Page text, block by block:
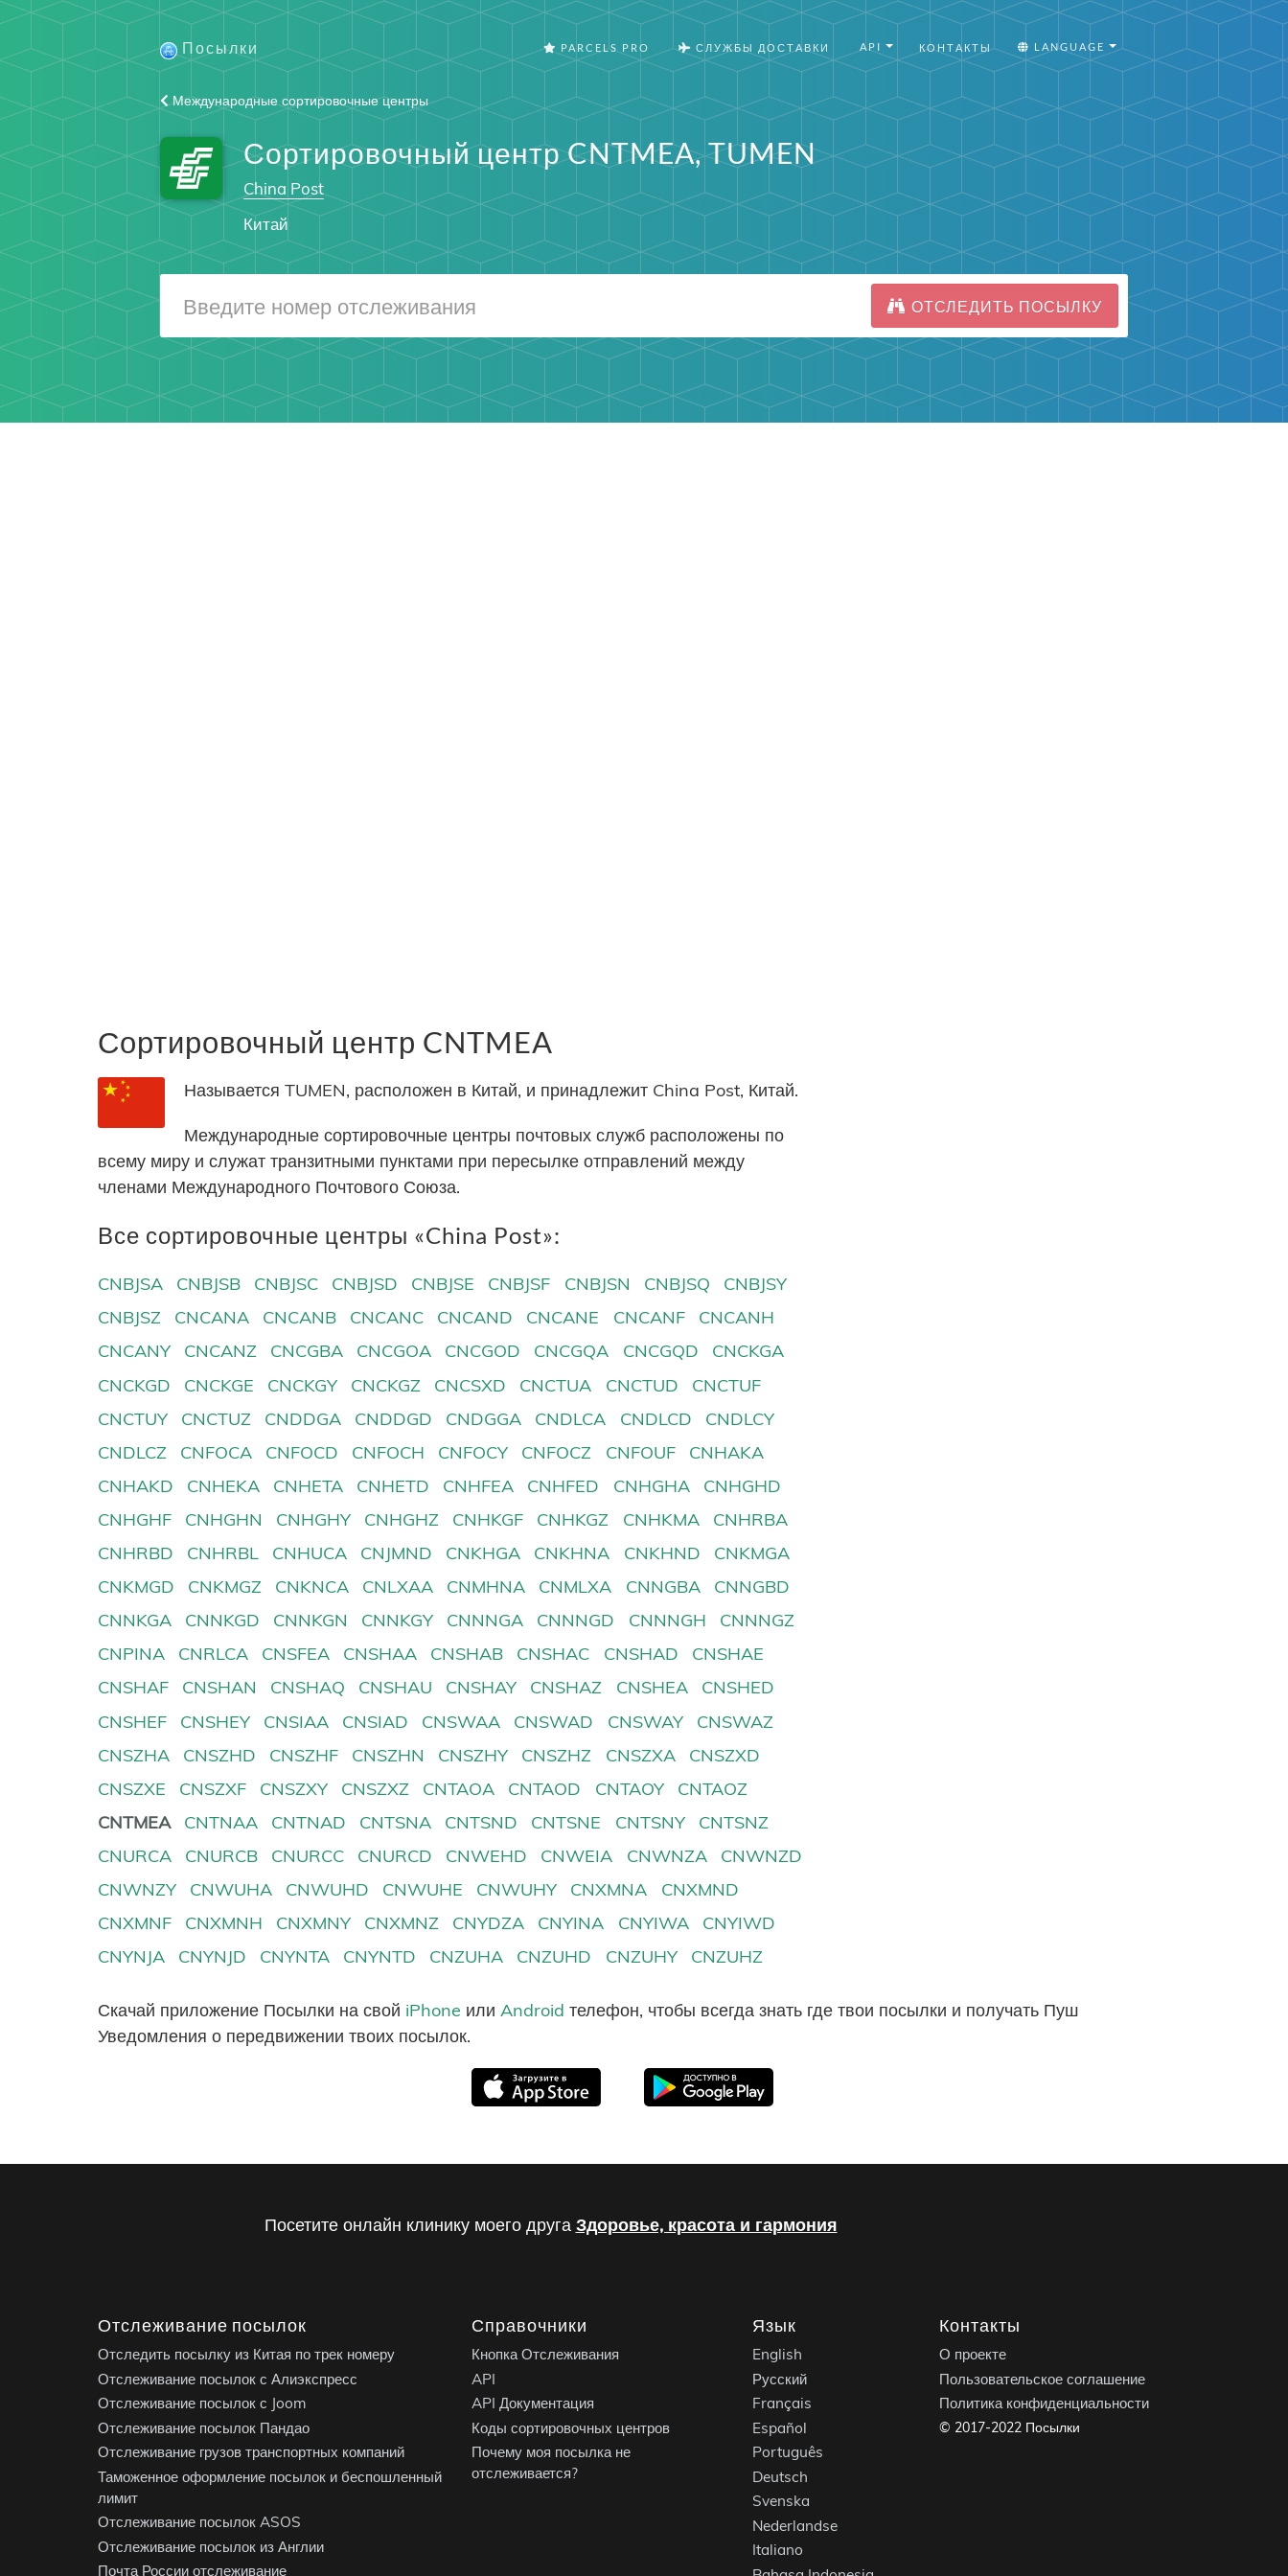
Посылки PARCELS PRO СЛУЖБЫ ДОСТАВКИ API КОНТАКТЫ LANGUAGE
Международные сортировочные центры
Сортировочный центр CNTMEA, TUMEN
China Post
Китай
ОТСЛЕДИТЬ ПОСЫЛКУ
Сортировочный центр CNTMEA
Называется TUMEN, расположен в Китай, и принадлежит China Post, Китай.
Международные сортировочные центры почтовых служб расположены по
всему миру и служат транзитными пунктами при пересылке отправлений между
членами Международного Почтового Союза.
Все сортировочные центры «China Post»:
CNBJSA CNBJSB CNBJSC CNBJSD CNBJSE CNBJSF CNBJSN CNBJSQ
CNBJSY
CNBJSZ
CNCANA CNCANB CNCANC CNCAND CNCANE CNCANF
CNCANH
CNCANY
CNCANZ CNCGBA CNCGOA CNCGOD CNCGQA CNCGQD
CNCKGA
CNCKGD
CNCKGE CNCKGY CNCKGZ CNCSXD CNCTUA CNCTUD
CNCTUF
CNCTUY
CNCTUZ CNDDGA CNDDGD CNDGGA CNDLCA CNDLCD
CNDLCY
CNDLCZ
CNFOCA CNFOCD CNFOCH CNFOCY CNFOCZ CNFOUF
CNHAKA
CNHAKD
CNHEKA CNHETA CNHETD CNHFEA CNHFED CNHGHA
CNHGHD
CNHGHF
CNHGHN CNHGHY CNHGHZ CNHKGF CNHKGZ CNHKMA
CNHRBA
CNHRBD
CNHRBL CNHUCA CNJMND CNKHGA CNKHNA CNKHND
CNKMGA
CNKMGD
CNKMGZ CNKNCA CNLXAA CNMHNA CNMLXA CNNGBA
CNNGBD
CNNKGA
CNNKGD CNNKGN CNNKGY CNNNGA CNNNGD CNNNGH
CNNNGZ
CNPINA
CNRLCA CNSFEA CNSHAA CNSHAB CNSHAC CNSHAD
CNSHAE
CNSHAF
CNSHAN CNSHAQ CNSHAU CNSHAY CNSHAZ CNSHEA
CNSHED
CNSHEF
CNSHEY CNSIAA CNSIAD CNSWAA CNSWAD CNSWAY
CNSWAZ
CNSZHA
CNSZHD CNSZHF CNSZHN CNSZHY CNSZHZ CNSZXA
CNSZXD
CNSZXE
CNSZXF CNSZXY CNSZXZ CNTAOA CNTAOD CNTAOY
CNTAOZ
CNTMEA
CNTNAA CNTNAD CNTSNA CNTSND CNTSNE CNTSNY
CNTSNZ
CNURCA
CNURCB CNURCC CNURCD CNWEHD CNWEIA CNWNZA
CNWNZD
CNWNZY
CNWUHA CNWUHD CNWUHE CNWUHY CNXMNA
CNXMND
CNXMNF
CNXMNH CNXMNY CNXMNZ CNYDZA CNYINA CNYIWA
CNYIWD
CNYNJA
CNYNJD CNYNTA CNYNTD CNZUHA CNZUHD CNZUHY CNZUHZ
Скачай приложение Посылки на свой iPhone или Android телефон, чтобы всегда знать где твои посылки и получать Пуш
Уведомления о передвижении твоих посылок.
Посетите онлайн клинику моего друга Здоровье, красота и гармония
Отслеживание посылок
Отследить посылку из Китая по трек номеру
Отслеживание посылок с Алиэкспресс
Отслеживание посылок с Joom
Отслеживание посылок Пандао
Отслеживание грузов транспортных компаний
Таможенное оформление посылок и беспошленный
лимит
Отслеживание посылок ASOS
Отслеживание посылок из Англии
Почта России отслеживание
Справочники
Кнопка Отслеживания
API
API Документация
Коды сортировочных центров
Почему моя посылка не
отслеживается?
Язык
English
Русский
Français
Español
Português
Deutsch
Svenska
Nederlandse
Italiano
Контакты
О проекте
Пользовательское соглашение
Политика конфиденциальности
© 2017-2022 Посылки